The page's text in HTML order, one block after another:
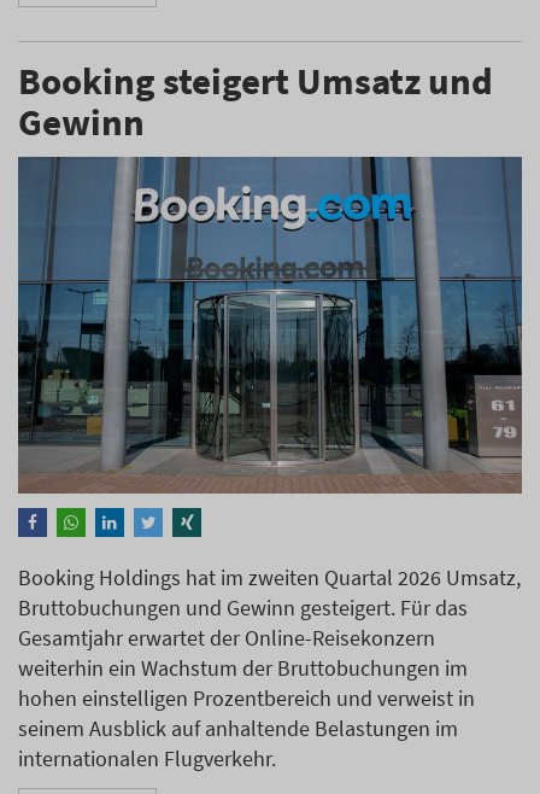
Booking steigert Umsatz und
Gewinn
Booking Holdings hat im zweiten Quartal 2026 Umsatz,
Bruttobuchungen und Gewinn gesteigert. Für das
Gesamtjahr erwartet der Online-Reisekonzern
weiterhin ein Wachstum der Bruttobuchungen im
hohen einstelligen Prozentbereich und verweist in
seinem Ausblick auf anhaltende Belastungen im
internationalen Flugverkehr.